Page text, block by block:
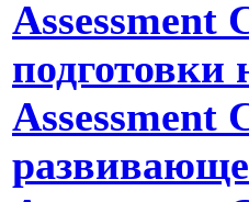
Assessment
подготовки
Assessment